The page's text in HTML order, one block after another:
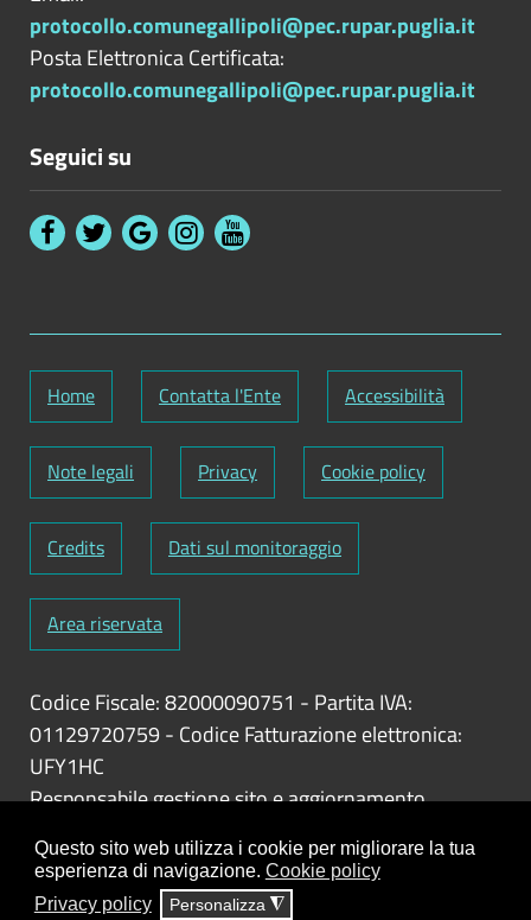
Questo sito web utilizza i cookie per migliorare la tua
esperienza di navigazione. Cookie policy
Privacy policy
Personalizza ◮
protocollo.comunegallipoli@pec.rupar.puglia.it
Posta Elettronica Certificata:
protocollo.comunegallipoli@pec.rupar.puglia.it
Seguici su
Home Contatta l'Ente Accessibilità
Note legali Privacy Cookie policy
Credits Dati sul monitoraggio
Area riservata
Codice Fiscale: 82000090751 - Partita IVA:
01129720759- Codice Fatturazione elettronica:
UFY1HC
Responsabile gestione sito e aggiornamento
ClioCom© copyright 2018 - 2026 - Clio S.r.l. Lecce -